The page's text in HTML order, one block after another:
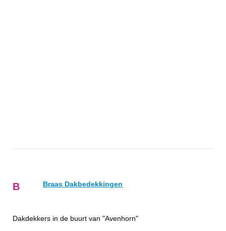
B Braas Dakbedekkingen
Dakdekkers in de buurt van "Avenhorn"